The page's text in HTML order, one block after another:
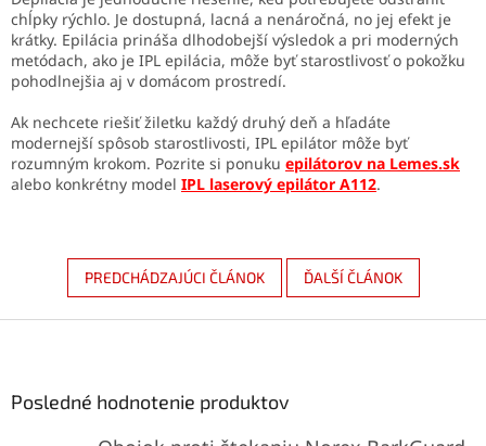
chĺpky rýchlo. Je dostupná, lacná a nenáročná, no jej efekt je
krátky. Epilácia prináša dlhodobejší výsledok a pri moderných
metódach, ako je IPL epilácia, môže byť starostlivosť o pokožku
pohodlnejšia aj v domácom prostredí.
Ak nechcete riešiť žiletku každý druhý deň a hľadáte
modernejší spôsob starostlivosti, IPL epilátor môže byť
rozumným krokom. Pozrite si ponuku epilátorov na Lemes.sk
alebo konkrétny model IPL laserový epilátor A112.
PREDCHÁDZAJÚCI ČLÁNOK ĎALŠÍ ČLÁNOK
Posledné hodnotenie produktov